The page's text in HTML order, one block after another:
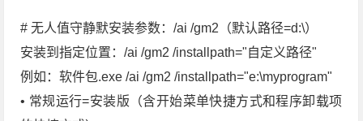
# 无人值守静默安装参数：/ai /gm2（默认路径=d:\）
安装到指定位置：/ai /gm2 /installpath="自定义路径"
例如：软件包.exe /ai /gm2 /installpath="e:\myprogram"
• 常规运行=安装版（含开始菜单快捷方式和程序卸载项